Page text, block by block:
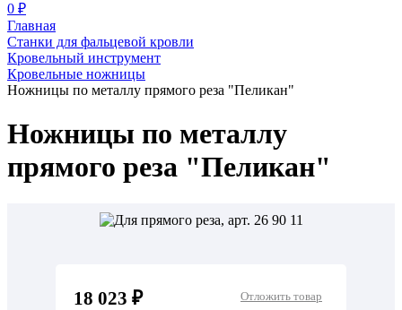
0 ₽
Главная
Станки для фальцевой кровли
Кровельный инструмент
Кровельные ножницы
Ножницы по металлу прямого реза "Пеликан"
Ножницы по металлу
прямого реза "Пеликан"
18 023 ₽ Отложить товар